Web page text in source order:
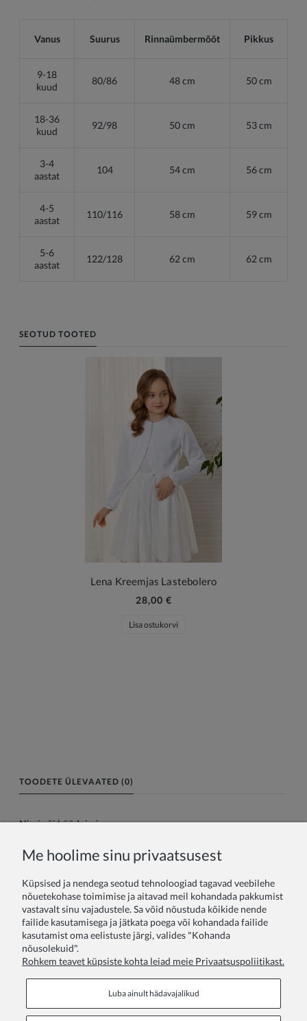
Vanus Suurus Rinnaümbermõõt Pikkus
9-18
kuud
80/86 48 cm 50 cm
18-36
kuud
92/98 50 cm 53 cm
3-4
aastat
104 54 cm 56 cm
4-5
aastat
110/116 58 cm 59 cm
5-6
aastat
122/128 62 cm 62 cm
SEOTUD TOOTED
Lena Kreemjas Lastebolero
28,00 €
Lisa ostukorvi
TOODETE ÜLEVAATED (0)
Nimi või hüüdnimi:
Saada
Me hoolime sinu privaatsusest
Küpsised ja nendega seotud tehnoloogiad tagavad veebilehe
nõuetekohase toimimise ja aitavad meil kohandada pakkumist
vastavalt sinu vajadustele. Sa võid nõustuda kõikide nende
failide kasutamisega ja jätkata poega või kohandada failide
kasutamist oma eelistuste järgi, valides "Kohanda
nõusolekuid".
Rohkem teavet küpsiste kohta leiad meie Privaatsuspoliitikast.
Luba ainult hädavajalikud